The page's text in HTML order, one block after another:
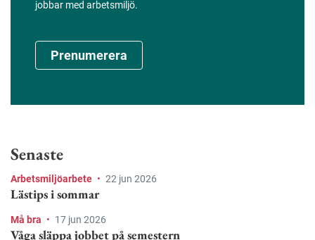
jobbar med arbetsmiljö.
Prenumerera
Senaste
Arbetsmiljöarbete • 22 jun 2026
Lästips i sommar
Må bra • 17 jun 2026
Våga släppa jobbet på semestern